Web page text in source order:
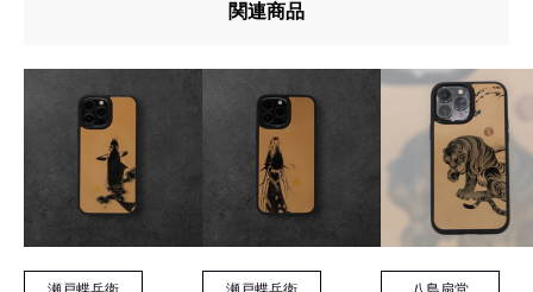
冲
の
個
関連商品